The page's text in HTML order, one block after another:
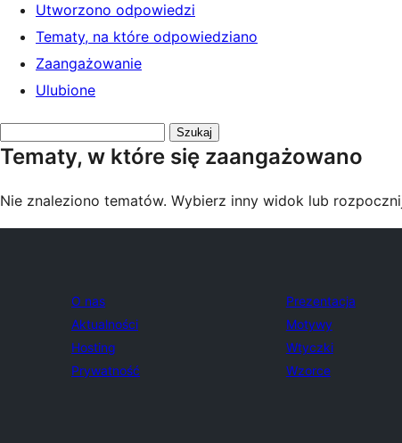
Utworzono odpowiedzi
Tematy, na które odpowiedziano
Zaangażowanie
Ulubione
tematy:
Tematy, w które się zaangażowano
Nie znaleziono tematów. Wybierz inny widok lub
O nas
Aktualności
Hosting
Prywatność
Prezentacja
Motywy
Wtyczki
Wzorce